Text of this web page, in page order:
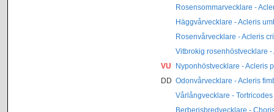
Rosensommarvecklare -
Häggvårvecklare - Acleris
Rosenvårvecklare - Acleris
Vitbrokig rosenhöstvecklare
VU
Nyponhöstvecklare - Acleris
DD Odonvårvecklare - Acleris
Vårlångvecklare -
Berberisbredvecklare -